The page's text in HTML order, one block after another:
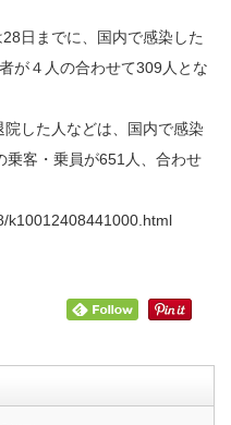
日までに、国内で感染した
が４人の合わせて309人とな
した人などは、国内で感染
乗客・乗員が651人、合わせ
k10012408441000.html